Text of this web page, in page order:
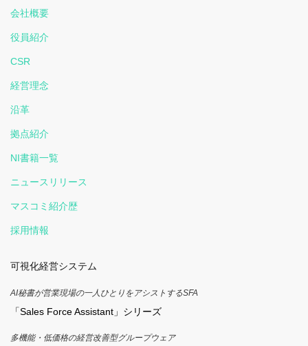
会社概要
役員紹介
CSR
経営理念
沿革
拠点紹介
NI書籍一覧
ニュースリリース
マスコミ紹介歴
採用情報
可視化経営システム
AI秘書が営業現場の一人ひとりをアシストするSFA
「Sales Force Assistant」シリーズ
多機能・低価格の経営改善型グループウェア